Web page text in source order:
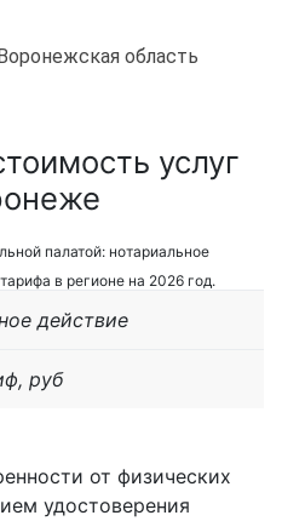
область
услуг
палатой: нотариальное
в регионе на 2026 год.
действие
руб
от физических
удостоверения